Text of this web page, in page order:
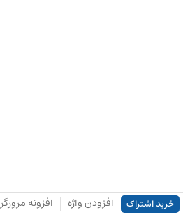
خرید اشتراک افزودن واژه افزونه مرورگر